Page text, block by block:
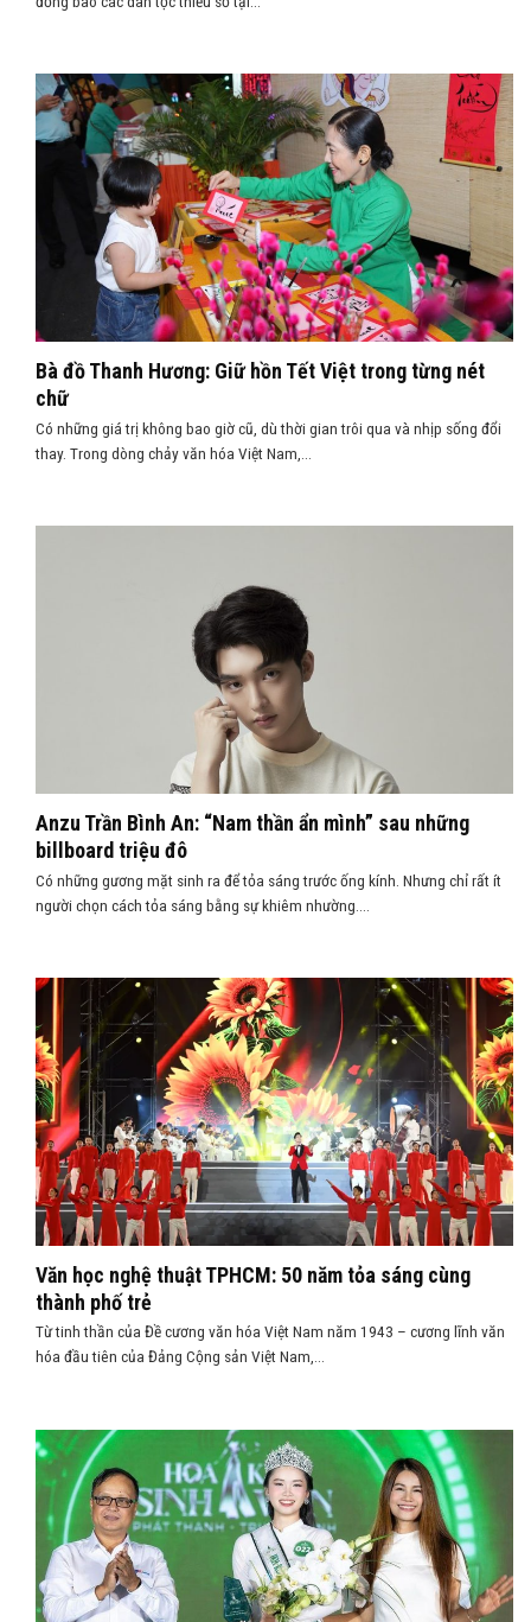
Bà đồ Thanh Hương: Giữ hồn Tết Việt trong từng nét
chữ
Có những giá trị không bao giờ cũ, dù thời gian trôi qua và nhịp sống đổi
thay. Trong dòng chảy văn hóa Việt Nam,...
Anzu Trần Bình An: “Nam thần ẩn mình” sau những
billboard triệu đô
Có những gương mặt sinh ra để tỏa sáng trước ống kính. Nhưng chỉ rất ít
người chọn cách tỏa sáng bằng sự khiêm nhường....
Văn học nghệ thuật TPHCM: 50 năm tỏa sáng cùng
thành phố trẻ
Từ tinh thần của Đề cương văn hóa Việt Nam năm 1943 – cương lĩnh văn
hóa đầu tiên của Đảng Cộng sản Việt Nam,...